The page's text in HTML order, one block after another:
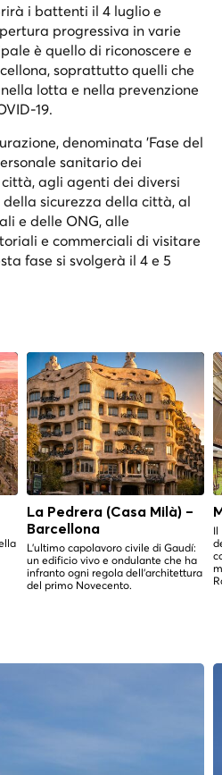
i battenti il 4 luglio e
progressiva in varie
è quello di riconoscere e
soprattutto quelli che
lotta e nella prevenzione
19.
denominata 'Fase del
sanitario dei
agli agenti dei diversi
sicurezza della città, al
e delle ONG, alle
e commerciali di visitare
fase si svolgerà il 4 e 5
La Pedrera (Casa Milà) –
Barcellona
L'ultimo capolavoro civile di Gaudí:
un edificio vivo e ondulante che ha
infranto ogni regola dell'architettura
del primo Novecento.
Il